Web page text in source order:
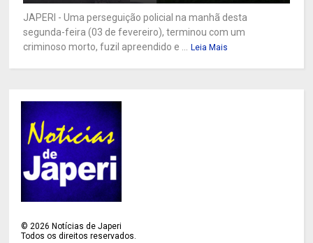
JAPERI - Uma perseguição policial na manhã desta
segunda-feira (03 de fevereiro), terminou com um
criminoso morto, fuzil apreendido e ...
Leia Mais
©2026 Notícias de Japeri
Todos os direitos reservados.